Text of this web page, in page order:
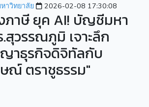
าวิทยาลัย 2026-02-08 17:30:08
ภาษี ยุค AI! บัญชีมหา
วรรณภูมิ เจาะลึก
าธุรกิจดิจิทัลกับ
ณ์ ตราชูธรรม"